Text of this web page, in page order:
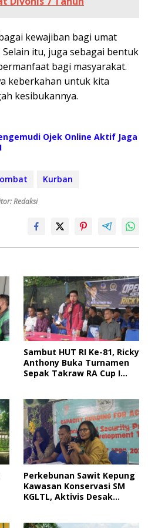
kewajiban bagi umat
itu, juga sebagai bentuk
bagi masyarakat.
keberkahan untuk kita
kesibukannya.
Ojek Online Aktif Jaga
Kurban
Redaksi
Sambut HUT RI Ke-81, Ricky
Anthony Buka Turnamen
Sepak Takraw RA Cup I
Perkebunan Sawit Kepung
Kawasan Konservasi SM
KGLTL, Aktivis Desak